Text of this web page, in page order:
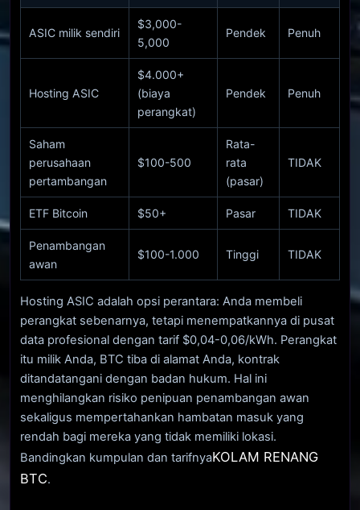
ASIC milik sendiri
$3,000-
5,000
Pendek Penuh
Hosting ASIC
$4.000+
(biaya
perangkat)
Pendek Penuh
Saham
perusahaan
pertambangan
$100-500
Rata-
rata
(pasar)
TIDAK
ETF Bitcoin $50+ Pasar TIDAK
Penambangan
awan
$100-1.000 Tinggi TIDAK
Hosting ASIC adalah opsi perantara: Anda membeli
perangkat sebenarnya, tetapi menempatkannya di pusat
data profesional dengan tarif $0,04-0,06/kWh. Perangkat
itu milik Anda, BTC tiba di alamat Anda, kontrak
ditandatangani dengan badan hukum. Hal ini
menghilangkan risiko penipuan penambangan awan
sekaligus mempertahankan hambatan masuk yang
rendah bagi mereka yang tidak memiliki lokasi.
Bandingkan kumpulan dan tarifnyaKOLAM RENANG
BTC.